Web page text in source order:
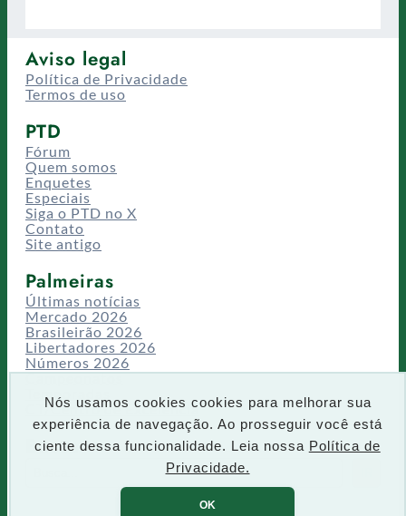
Nós usamos cookies cookies para melhorar sua
experiência de navegação. Ao prosseguir você está
ciente dessa funcionalidade. Leia nossa Política de
Privacidade.
OK
Aviso legal
Política de Privacidade
Termos de uso
PTD
Fórum
Quem somos
Enquetes
Especiais
Siga o PTD no X
Contato
Site antigo
Palmeiras
Últimas notícias
Mercado 2026
Brasileirão 2026
Libertadores 2026
Números 2026
Campeonatos
CT/Centro de Excelência
Busca
P
e
q